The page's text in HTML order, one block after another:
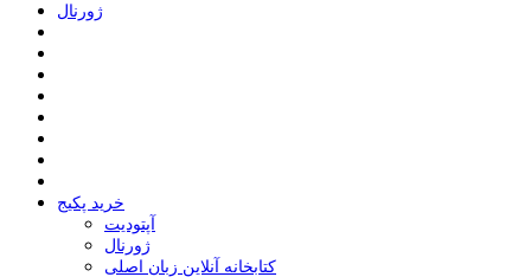
ﮊﻭﺭﻧﺎﻝ
خرید پکیج
ﺁﭘﺘﻮﺩﯾﺖ
ﮊﻭﺭﻧﺎﻝ
کتابخانه آنلاین زبان اصلی